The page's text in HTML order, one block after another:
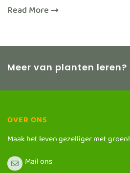
Read More
Meer van planten leren?
OVER ONS
Maak het leven gezelliger met groen!
Mail ons